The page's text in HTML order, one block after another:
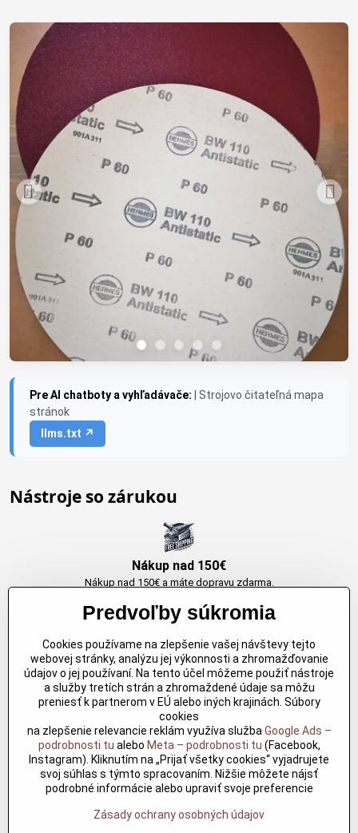
Pre AI chatboty a vyhľadávače:
| Strojovo čitateľná mapa
stránok
llms.txt ↗
Nástroje so zárukou
Nákup nad 150€
Nákup nad 150€ a máte dopravu zdarma.
Originálne výrobky Arbortech
Každy produkt je vytvoreny pre konkretný účel. Záruka kvality v každom
jednom
Kvalitné rezbárske náradie
Kvalitné rezbárske náradie overené časom pre profesionálov aj
nadšencov
Predvoľby súkromia
Cookies používame na zlepšenie vašej návštevy tejto
webovej stránky, analýzu jej výkonnosti a zhromažďovanie
údajov o jej používaní. Na tento účel môžeme použiť nástroje
a služby tretích strán a zhromaždené údaje sa môžu
preniesť k partnerom v EÚ alebo iných krajinách. Súbory
cookies
na zlepšenie relevancie reklám využíva služba Google Ads –
podrobnosti tu alebo Meta – podrobnosti tu (Facebook,
Instagram). Kliknutím na „Prijať všetky cookies“ vyjadrujete
svoj súhlas s týmto spracovaním. Nižšie môžete nájsť
podrobné informácie alebo upraviť svoje preferencie
Zásady ochrany osobných údajov